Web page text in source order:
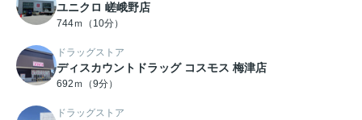
ユニクロ 嵯峨野店
744ｍ（10分）
ドラッグストア
ディスカウントドラッグ コスモス 梅津店
692ｍ（9分）
ドラッグストア